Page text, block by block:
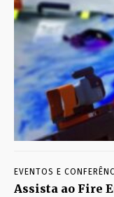
EVENTOS E
Assista ao Fire